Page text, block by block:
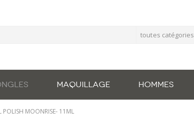
toutes catégories
MAQUILLAGE HOMMES
POLISH MOONRISE- 11ML